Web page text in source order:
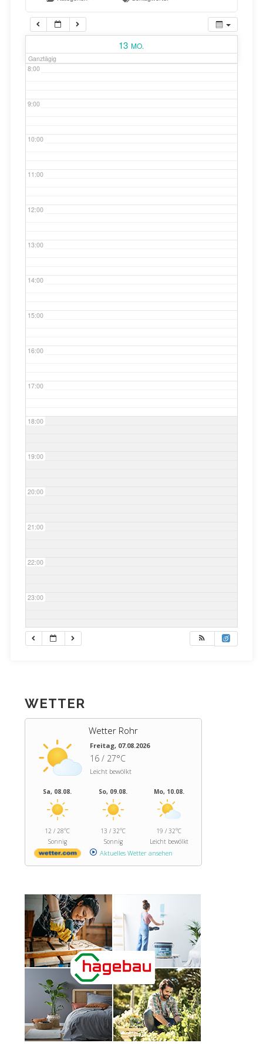
13 MO.
Ganztägig
7:00
8:00
9:00
10:00
11:00
12:00
13:00
14:00
15:00
16:00
17:00
18:00
19:00
20:00
21:00
22:00
23:00
WETTER
Wetter Rohr
Freitag, 07.08.2026
16 / 27°C
Leicht bewölkt
Sa, 08.08.
12 / 28°C
Sonnig
So, 09.08.
13 / 32°C
Sonnig
Mo, 10.08.
19 / 32°C
Leicht bewölkt
Aktuelles Wetter ansehen